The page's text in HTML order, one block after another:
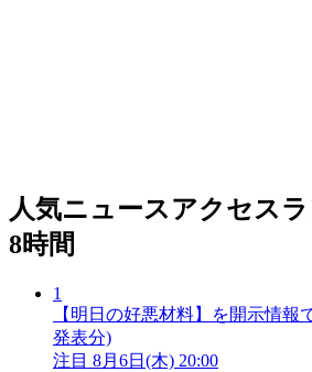
人気ニュースアクセス
8時間
1
【明日の好悪材料】を開示情報
発表分)
注目 8月6日(木) 20:00